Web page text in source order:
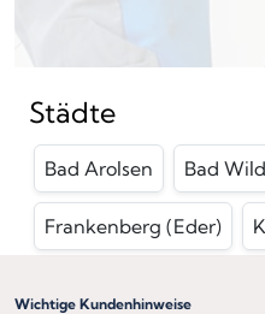
Städte
Bad Arolsen Bad
Frankenberg (Eder)
Wichtige Kundenhinweise